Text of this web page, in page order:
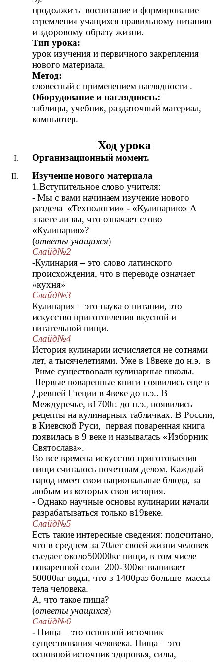
продолжить воспитание и формирование
стремления учащихся правильному питанию
и здоровому образу жизни.
Тип урока:
урок изучения и первичного закрепления
нового материала.
Метод:
словесный с применением наглядности .
Оборудование и наглядность:
таблицы, учебник, раздаточный материал,
компьютер.
Ход урока
Организационный момент.
Изучение нового материала
1.Вступительное слово учителя:
- Мы с вами начинаем изучение нового
раздела «Технологии» - «Кулинарию» А
знаете ли вы, что означает слово
«Кулинария»?
(ответы учащихся)
Слайд№2
-Кулинария – это слово латинского
происхождения, что в переводе означает
«кухня»
Слайд№3
Кулинария – это наука о питании, это
искусство приготовления вкусной и
питательной пищи.
Слайд№4
История кулинарии исчисляется не сотнями
лет, а тысячелетиями. Уже в 18веке до н.э. в
Риме существовали кулинарные школы.
Первые поваренные книги появились еще в
Древней Греции в 4веке до н.э.. В
Междуречье, в1700г. до н.э., появились
рецепты на кулинарных табличках. В России,
в Киевской Руси, первая поваренная книга
появилась в 9 веке и называлась «Изборник
Святослава».
Во все времена искусство приготовления
пищи считалось почетным делом. Каждый
народ имеет свои национальные блюда, за
любым из которых своя история.
- Однако научные основы кулинарии начали
разрабатываться только в19веке.
Слайд№5
Есть такие интересные сведения: подсчитано,
что в среднем за 70лет своей жизни человек
съедает около50000кг пищи, в том числе
поваренной соли 200-300кг выпивает
50000кг воды, что в 1400раз больше массы
тела человека.
А, что такое пища?
(ответы учащихся)
Слайд№6
- Пища – это основной источник
существования человека. Пища – это
основной источник здоровья, силы,